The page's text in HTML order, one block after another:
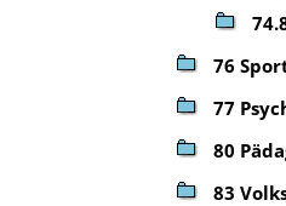
76
77
80
83